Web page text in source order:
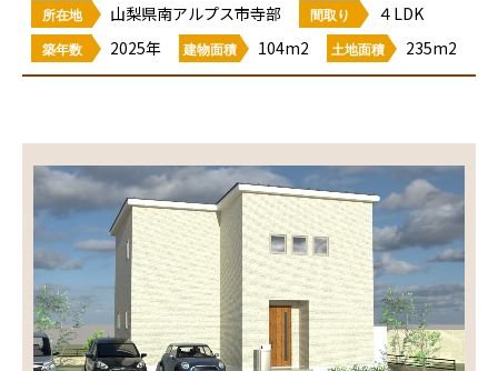
所在地 山梨県南アルプス市寺部 間取り ４LDK
築年数 2025年 建物面積 104m2 土地面積 235m2